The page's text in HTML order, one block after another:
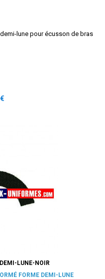
lune pour écusson de bras
LUNE-NOIR
FORME DEMI-LUNE